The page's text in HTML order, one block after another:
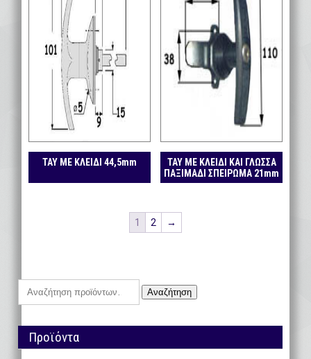
ΤΑΥ ΜΕ ΚΛΕΙΔΙ 44,5mm
ΤΑΥ ΜΕ ΚΛΕΙΔΙ ΚΑΙ ΓΛΩΣΣΑ
ΠΑΞΙΜΑΔΙ ΣΠΕΙΡΩΜΑ 21mm
1 2 →
Αναζήτηση
για:
Αναζήτηση
Προϊόντα